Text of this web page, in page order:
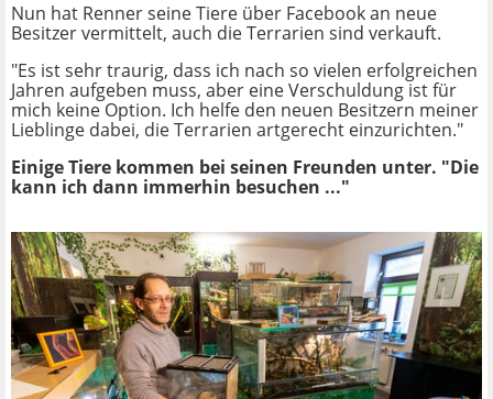
Nun hat Renner seine Tiere über Facebook an neue
Besitzer vermittelt, auch die Terrarien sind verkauft.
"Es ist sehr traurig, dass ich nach so vielen erfolgreichen
Jahren aufgeben muss, aber eine Verschuldung ist für
mich keine Option. Ich helfe den neuen Besitzern meiner
Lieblinge dabei, die Terrarien artgerecht einzurichten."
Einige Tiere kommen bei seinen Freunden unter. "Die
kann ich dann immerhin besuchen ..."